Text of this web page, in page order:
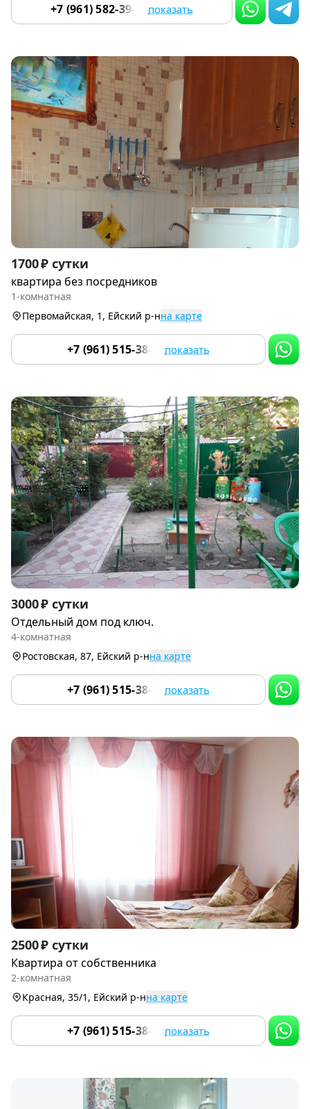
+7 (961) 582-39-36 показать
Item
1
of
1700 ₽ сутки
квартира без посредников
1-комнатная
Первомайская, 1, Ейский р-нна карте
+7 (961) 515-38-21 показать
Item
1
of
3000 ₽ сутки
Отдельный дом под ключ.
4-комнатная
Ростовская, 87, Ейский р-нна карте
+7 (961) 515-38-21 показать
Item
1
of
9
2500 ₽ сутки
Квартира от собственника
2-комнатная
Красная, 35/1, Ейский р-нна карте
+7 (961) 515-38-21 показать